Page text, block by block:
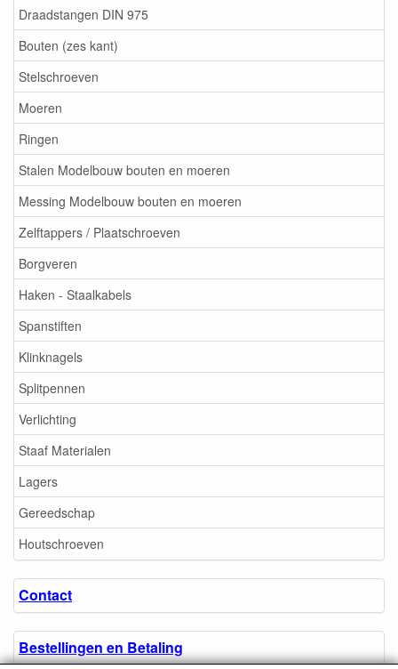
Draadstangen DIN 975
Bouten (zes kant)
Stelschroeven
Moeren
Ringen
Stalen Modelbouw bouten en moeren
Messing Modelbouw bouten en moeren
Zelftappers / Plaatschroeven
Borgveren
Haken - Staalkabels
Spanstiften
Klinknagels
Splitpennen
Verlichting
Staaf Materialen
Lagers
Gereedschap
Houtschroeven
Contact
Bestellingen en Betaling